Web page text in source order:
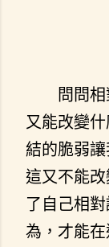
問問
又能改變
結的脆弱
這又不能
了自己相
為，才能